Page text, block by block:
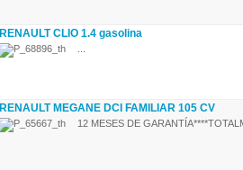
RENAULT CLIO 1.4 gasolina
RENAULT MEGANE DCI FAMILIAR 105 CV
12 MESES DE